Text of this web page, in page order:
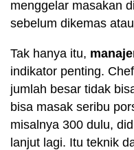
menggelar masakan
sebelum dikemas
Tak hanya itu,
indikator penting.
jumlah besar tidak
bisa masak seribu
misalnya 300 dulu,
lanjut lagi. Itu teknik